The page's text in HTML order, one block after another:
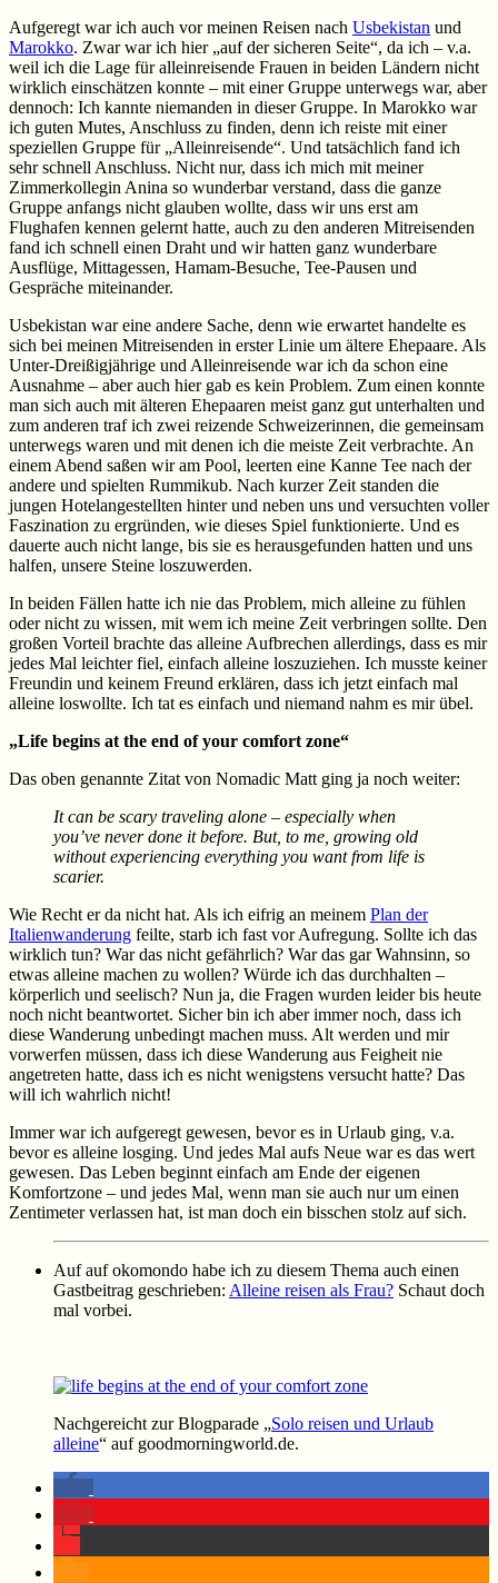
Aufgeregt war ich auch vor meinen Reisen nach Usbekistan und
Marokko. Zwar war ich hier „auf der sicheren Seite“, da ich – v.a.
weil ich die Lage für alleinreisende Frauen in beiden Ländern nicht
wirklich einschätzen konnte – mit einer Gruppe unterwegs war, aber
dennoch: Ich kannte niemanden in dieser Gruppe. In Marokko war
ich guten Mutes, Anschluss zu finden, denn ich reiste mit einer
speziellen Gruppe für „Alleinreisende“. Und tatsächlich fand ich
sehr schnell Anschluss. Nicht nur, dass ich mich mit meiner
Zimmerkollegin Anina so wunderbar verstand, dass die ganze
Gruppe anfangs nicht glauben wollte, dass wir uns erst am
Flughafen kennen gelernt hatte, auch zu den anderen Mitreisenden
fand ich schnell einen Draht und wir hatten ganz wunderbare
Ausflüge, Mittagessen, Hamam-Besuche, Tee-Pausen und
Gespräche miteinander.
Usbekistan war eine andere Sache, denn wie erwartet handelte es
sich bei meinen Mitreisenden in erster Linie um ältere Ehepaare. Als
Unter-Dreißigjährige und Alleinreisende war ich da schon eine
Ausnahme – aber auch hier gab es kein Problem. Zum einen konnte
man sich auch mit älteren Ehepaaren meist ganz gut unterhalten und
zum anderen traf ich zwei reizende Schweizerinnen, die gemeinsam
unterwegs waren und mit denen ich die meiste Zeit verbrachte. An
einem Abend saßen wir am Pool, leerten eine Kanne Tee nach der
andere und spielten Rummikub. Nach kurzer Zeit standen die
jungen Hotelangestellten hinter und neben uns und versuchten voller
Faszination zu ergründen, wie dieses Spiel funktionierte. Und es
dauerte auch nicht lange, bis sie es herausgefunden hatten und uns
halfen, unsere Steine loszuwerden.
In beiden Fällen hatte ich nie das Problem, mich alleine zu fühlen
oder nicht zu wissen, mit wem ich meine Zeit verbringen sollte. Den
großen Vorteil brachte das alleine Aufbrechen allerdings, dass es mir
jedes Mal leichter fiel, einfach alleine loszuziehen. Ich musste keiner
Freundin und keinem Freund erklären, dass ich jetzt einfach mal
alleine loswollte. Ich tat es einfach und niemand nahm es mir übel.
„Life begins at the end of your comfort zone“
Das oben genannte Zitat von Nomadic Matt ging ja noch weiter:
It can be scary traveling alone – especially when
you’ve never done it before. But, to me, growing old
without experiencing everything you want from life is
scarier.
Wie Recht er da nicht hat. Als ich eifrig an meinem Plan der
Italienwanderung feilte, starb ich fast vor Aufregung. Sollte ich das
wirklich tun? War das nicht gefährlich? War das gar Wahnsinn, so
etwas alleine machen zu wollen? Würde ich das durchhalten –
körperlich und seelisch? Nun ja, die Fragen wurden leider bis heute
noch nicht beantwortet. Sicher bin ich aber immer noch, dass ich
diese Wanderung unbedingt machen muss. Alt werden und mir
vorwerfen müssen, dass ich diese Wanderung aus Feigheit nie
angetreten hatte, dass ich es nicht wenigstens versucht hatte? Das
will ich wahrlich nicht!
Immer war ich aufgeregt gewesen, bevor es in Urlaub ging, v.a.
bevor es alleine losging. Und jedes Mal aufs Neue war es das wert
gewesen. Das Leben beginnt einfach am Ende der eigenen
Komfortzone – und jedes Mal, wenn man sie auch nur um einen
Zentimeter verlassen hat, ist man doch ein bisschen stolz auf sich.
Auf auf okomondo habe ich zu diesem Thema auch einen
Gastbeitrag geschrieben: Alleine reisen als Frau? Schaut doch
mal vorbei.
Nachgereicht zur Blogparade „Solo reisen und Urlaub
alleine“ auf goodmorningworld.de.